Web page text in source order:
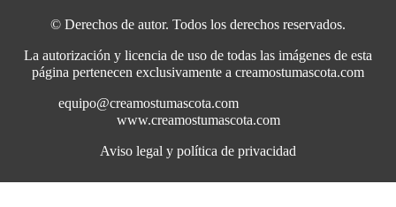
© Derechos de autor. Todos los derechos reservados.
La autorización y licencia de uso de todas las imágenes de esta
página pertenecen exclusivamente a creamostumascota.com
equipo@creamostumascota.com
www.creamostumascota.com
Aviso legal y política de privacidad